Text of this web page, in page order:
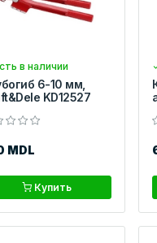
в наличии
6-10 мм,
KD12527
MDL
Купить